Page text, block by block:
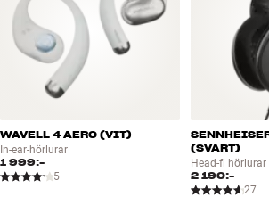
WAVELL 4 AERO (VIT)
In-ear-hörlurar
1 999:-
5
(SVART)
Head-fi hörlurar
2 190:-
27